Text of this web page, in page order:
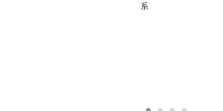
作」、「網路
系